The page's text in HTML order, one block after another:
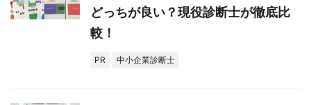
どっちが良い？現役診断士が徹底比
較！
PR 中小企業診断士